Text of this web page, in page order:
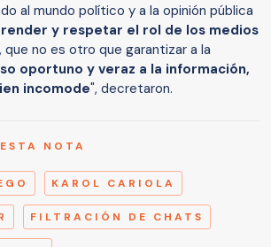
al mundo político y a la opinión pública
y respetar el rol de los medios
, que no es otro que garantizar a la
oportuno y veraz a la información,
incomode", decretaron.
NOTA
KAROL CARIOLA
FILTRACIÓN DE CHATS